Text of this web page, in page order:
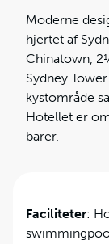
Moderne
hjertet af
Chinatown,
Sydney
kystområde
Hotellet er
barer.
Faciliteter: